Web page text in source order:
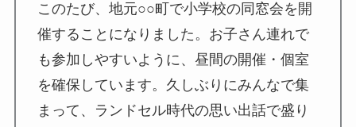
このたび、地元○○町で小学校の同窓会を開
催することになりました。お子さん連れで
も参加しやすいように、昼間の開催・個室
を確保しています。久しぶりにみんなで集
まって、ランドセル時代の思い出話で盛り